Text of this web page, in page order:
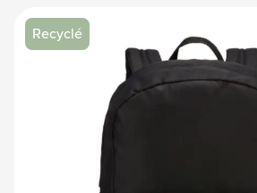
Recyclé
Image principale
Cliquez pour voir l'image en plein écran